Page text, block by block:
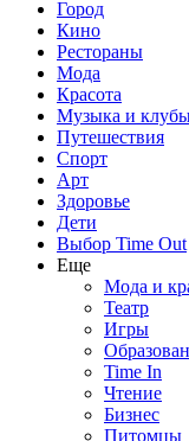
Город
Кино
Рестораны
Мода
Красота
Музыка и
Путешествия
Спорт
Арт
Здоровье
Дети
Выбор Time Out
Еще
Мода и
Театр
Игры
Time In
Чтение
Бизнес
Питомцы